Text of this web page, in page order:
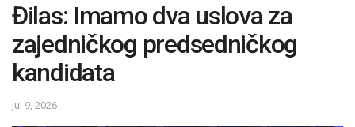
Đilas: Imamo dva uslova za
zajedničkog predsedničkog
kandidata
jul 9, 2026